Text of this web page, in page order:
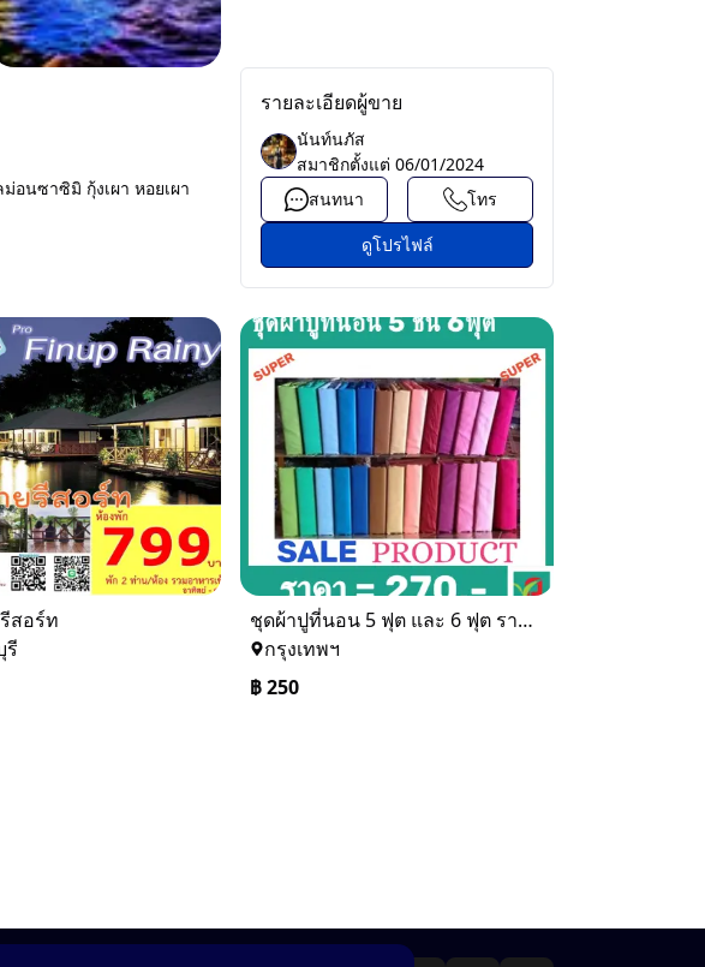
อนซาซิมิ กุ้งเผา หอยเผา
รายละเอียดผู้ขาย
นันท์นภัส
สมาชิกตั้งแต่ 06/01/2024
สนทนา
โทร
ดูโปรไฟล์
สอร์ท
รี
ชุดผ้าปูที่นอน 5 ฟุต และ 6 ฟุต ราคาเดียวจร้า สนใจรับไหมคะ
กรุงเทพฯ
฿250